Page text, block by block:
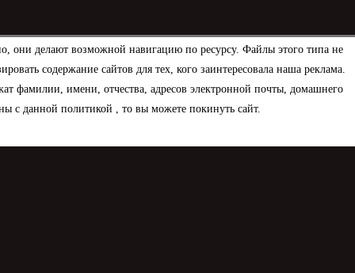
они делают возможной навигацию по ресурсу. Файлы этого типа не
содержание сайтов для тех, кого заинтересовала наша реклама.
фамилии, имени, отчества, адресов электронной почты, домашнего
с данной политикой , то вы можете покинуть сайт.